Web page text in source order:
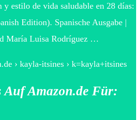
y estilo de vida saludable en 28 días:
Edition). Spanische Ausgabe |
María Luisa Rodríguez …
› kayla-itsines › k=kayla+itsines
Auf Amazon.de Für: